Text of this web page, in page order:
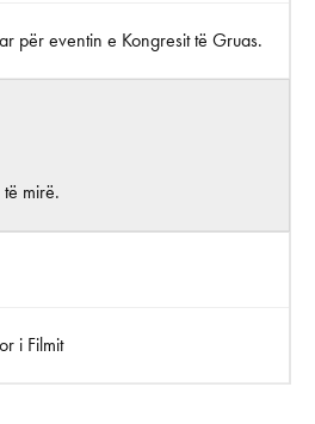
për eventin e Kongresit të Gruas.
mirë.
i Filmit